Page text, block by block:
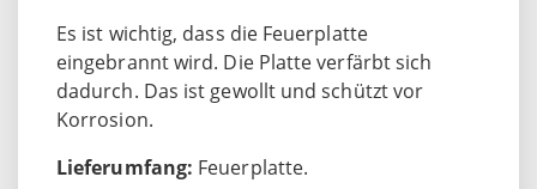
Es ist wichtig, dass die Feuerplatte
eingebrannt wird. Die Platte verfärbt sich
dadurch. Das ist gewollt und schützt vor
Korrosion.
Lieferumfang: Feuerplatte.